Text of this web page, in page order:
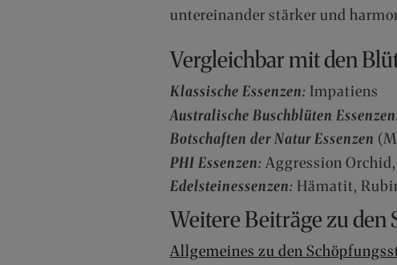
untereinander stärker und
Vergleichbar mit den
Klassische Essenzen: Impatiens
Australische Buschblüten
Botschaften der Natur Essenzen
PHI Essenzen: Aggression
Edelsteinessenzen: Hämatit,
Weitere Beiträge zu
Allgemeines zu den